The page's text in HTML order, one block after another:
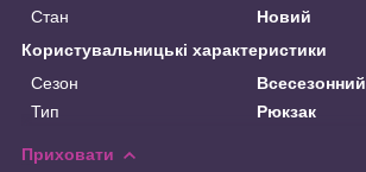
Стан
Новий
Користувальницькі характеристики
Сезон
Всесезонний
Тип
Рюкзак
Приховати